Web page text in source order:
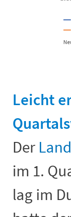
Leicht
Der
im 1.
lag im